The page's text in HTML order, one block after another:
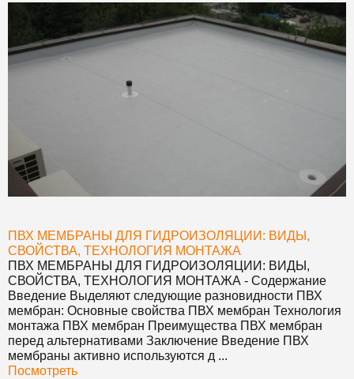
ПВХ МЕМБРАНЫ ДЛЯ ГИДРОИЗОЛЯЦИИ: ВИДЫ,
СВОЙСТВА, ТЕХНОЛОГИЯ МОНТАЖА
ПВХ МЕМБРАНЫ ДЛЯ ГИДРОИЗОЛЯЦИИ: ВИДЫ,
СВОЙСТВА, ТЕХНОЛОГИЯ МОНТАЖА - Содержание
Введение Выделяют следующие разновидности ПВХ
мембран: Основные свойства ПВХ мембран Технология
монтажа ПВХ мембран Преимущества ПВХ мембран
перед альтернативами Заключение Введение ПВХ
мембраны активно используются д ...
Посмотреть